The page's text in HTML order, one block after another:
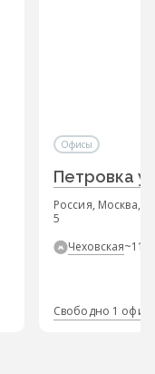
Офисы
Петровка
Россия, Москва,
5
Чеховская~11
Свободно 1